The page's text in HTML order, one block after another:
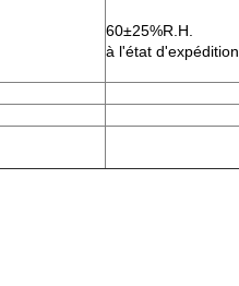
60±25%R.H.
à l'état d'expédition